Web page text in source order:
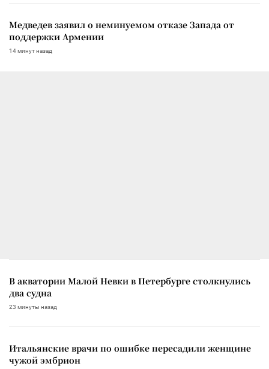
Медведев заявил о неминуемом отказе Запада от
поддержки Армении
14 минут назад
В акватории Малой Невки в Петербурге столкнулись
два судна
23 минуты назад
Итальянские врачи по ошибке пересадили женщине
чужой эмбрион